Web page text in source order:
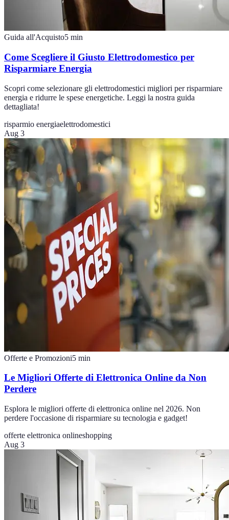
Guida all'Acquisto5 min
Come Scegliere il Giusto Elettrodomestico per
Risparmiare Energia
Scopri come selezionare gli elettrodomestici migliori per risparmiare
energia e ridurre le spese energetiche. Leggi la nostra guida
dettagliata!
risparmio energiaelettrodomestici
Aug 3
Offerte e Promozioni5 min
Le Migliori Offerte di Elettronica Online da Non
Perdere
Esplora le migliori offerte di elettronica online nel 2026. Non
perdere l'occasione di risparmiare su tecnologia e gadget!
offerte elettronica onlineshopping
Aug 3